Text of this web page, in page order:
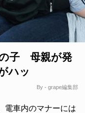
子 母親が発
ハッ
By - grape編集部
電車内のマナーには